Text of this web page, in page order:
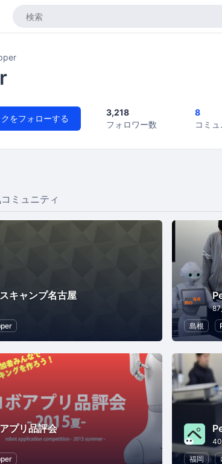
をフォローする
3,218
フォロワー数
8
コミ
ミュニティ
キャンプ名古屋
87
島根
プリ品評会
福岡